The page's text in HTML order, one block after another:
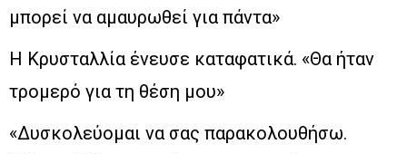
μπορεί να αμαυρωθεί για πάντα»
Η Κρυσταλλία ένευσε καταφατικά. «Θα ήταν
τρομερό για τη θέση μου»
«Δυσκολεύομαι να σας παρακολουθήσω.